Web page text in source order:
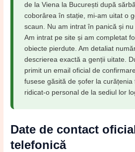
de la Viena la București după
coborârea în stație, mi-am uitat o
scaun. Nu am intrat în panică și nu
Am intrat pe site și am completat
obiecte pierdute. Am detaliat
descrierea exactă a genții uitate.
primit un email oficial de
fusese găsită de șofer la curățenia
ridicat-o personal de la sediul lor
Date de contact
telefonică